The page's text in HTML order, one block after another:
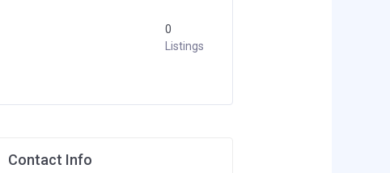
0
Listings
Contact Info